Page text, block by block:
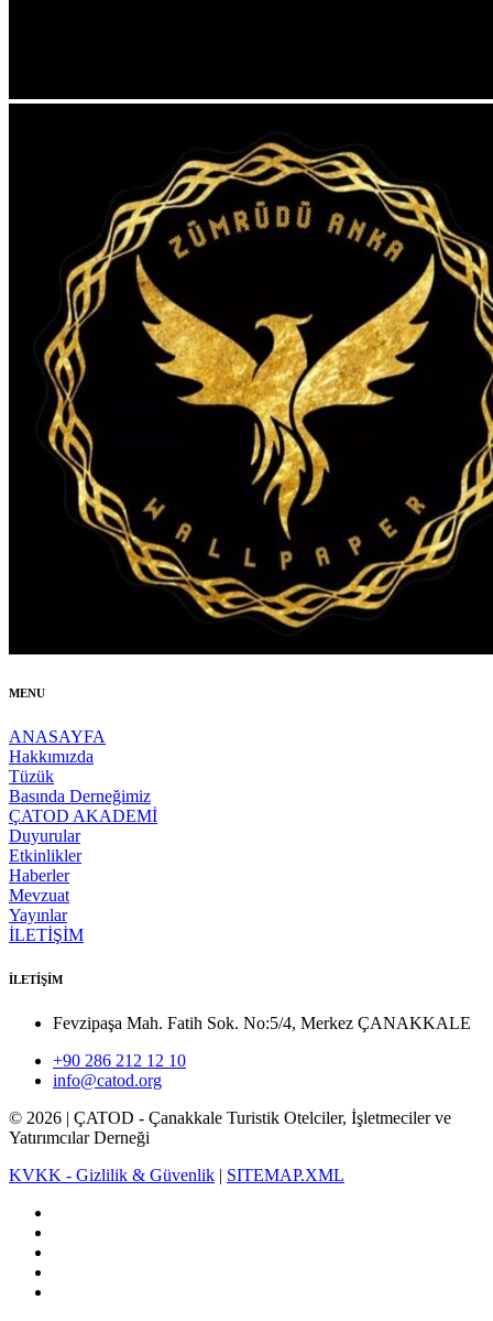
MENU
ANASAYFA
Hakkımızda
Tüzük
Basında Derneğimiz
ÇATOD AKADEMİ
Duyurular
Etkinlikler
Haberler
Mevzuat
Yayınlar
İLETİŞİM
İLETİŞİM
Fevzipaşa Mah. Fatih Sok. No:5/4, Merkez ÇANAKKALE
+90 286 212 12 10
info@catod.org
© 2026 | ÇATOD - Çanakkale Turistik Otelciler, İşletmeciler ve
Yatırımcılar Derneği
KVKK - Gizlilik & Güvenlik | SITEMAP.XML